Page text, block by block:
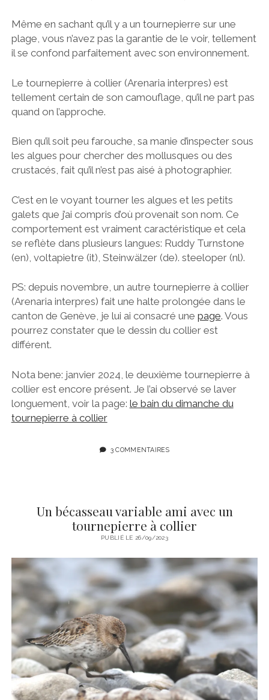
Même en sachant qu’il y a un tournepierre sur une
plage, vous n’avez pas la garantie de le voir, tellement
il se confond parfaitement avec son environnement.
Le tournepierre à collier (Arenaria interpres) est
tellement certain de son camouflage, qu’il ne part pas
quand on l’approche.
Bien qu’il soit peu farouche, sa manie d’inspecter sous
les algues pour chercher des mollusques ou des
crustacés, fait qu’il n’est pas aisé à photographier.
C’est en le voyant tourner les algues et les petits
galets que j’ai compris d’où provenait son nom. Ce
comportement est vraiment caractéristique et cela
se reflète dans plusieurs langues: Ruddy Turnstone
(en), voltapietre (it), Steinwälzer (de). steeloper (nl).
PS: depuis novembre, un autre tournepierre à collier
(Arenaria interpres) fait une halte prolongée dans le
canton de Genève, je lui ai consacré une page. Vous
pourrez constater que le dessin du collier est
différent.
Nota bene: janvier 2024, le deuxième tournepierre à
collier est encore présent. Je l’ai observé se laver
longuement, voir la page: le bain du dimanche du
tournepierre à collier
3 COMMENTAIRES
Un bécasseau variable ami avec un
tournepierre à collier
PUBLIÉ LE 26/09/2023